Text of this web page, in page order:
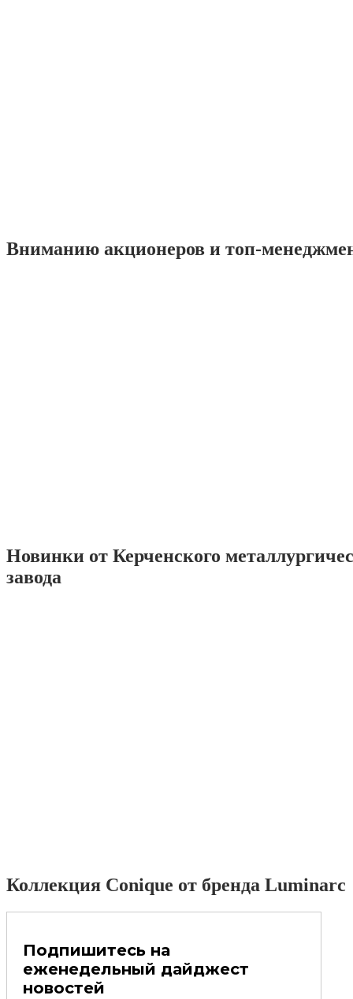
Вниманию акционеров и топ-
Новинки от Керченского
завода
Коллекция Conique от бренда Luminarc
Подпишитесь на
еженедельный дайджест
новостей